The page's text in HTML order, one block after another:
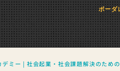
ボーダ
デミー | 社会起業・社会課題解決のため